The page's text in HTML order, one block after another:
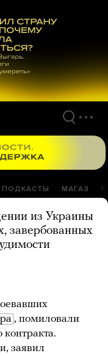
ПОДКАСТЫ МАГАЗ
из Украины
завербованных
, помиловали
контракта.
заявил